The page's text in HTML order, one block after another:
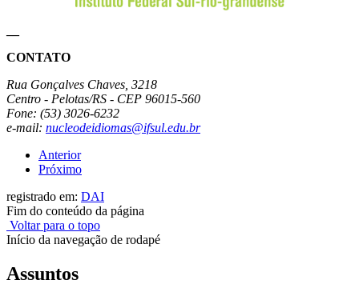
CONTATO
Rua Gonçalves Chaves, 3218
Centro - Pelotas/RS - CEP 96015-560
Fone: (53) 3026-6232
e-mail: nucleodeidiomas@ifsul.edu.br
Anterior
Próximo
registrado em: DAI
Fim do conteúdo da página
Voltar para o topo
Início da navegação de rodapé
Assuntos